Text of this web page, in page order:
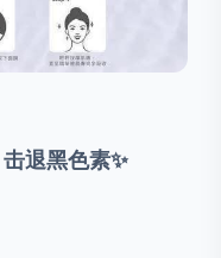
退黑色素✨️